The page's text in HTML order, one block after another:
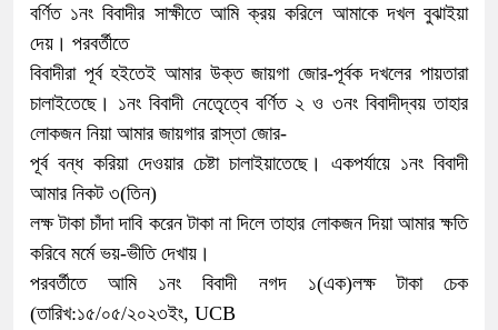
বর্ণিত ১নং বিবাদীর সাক্ষীতে আমি ক্রয় করিলে আমাকে দখল বুঝাইয়া
দেয়। পরবর্তীতে
বিবাদীরা পূর্ব হইতেই আমার উক্ত জায়গা জোর-পূর্বক দখলের পায়তারা
চালাইতেছে। ১নং বিবাদী নেতৃেত্বে বর্ণিত ২ ও ৩নং বিবাদীদ্বয় তাহার
লোকজন নিয়া আমার জায়গার রাস্তা জোর-
পূর্ব বন্ধ করিয়া দেওয়ার চেষ্টা চালাইয়াতেছে। একপর্যায়ে ১নং বিবাদী
আমার নিকট ৩(তিন)
লক্ষ টাকা চাঁদা দাবি করেন টাকা না দিলে তাহার লোকজন দিয়া আমার ক্ষতি
করিবে মর্মে ভয়-ভীতি দেখায়।
পরবর্তীতে আমি ১নং বিবাদী নগদ ১(এক)লক্ষ টাকা চেক
(তারিখ:১৫/০৫/২০২৩ইং, UCB